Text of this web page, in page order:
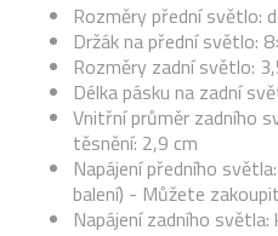
Rozměry přední světlo:
Držák na přední světlo:
Rozměry zadní světlo:
Délka pásku na zadní
Vnitřní průměr zadního
těsnění: 2,9 cm
Napájení předního
balení) - Můžete zakoupit
Napájení zadního